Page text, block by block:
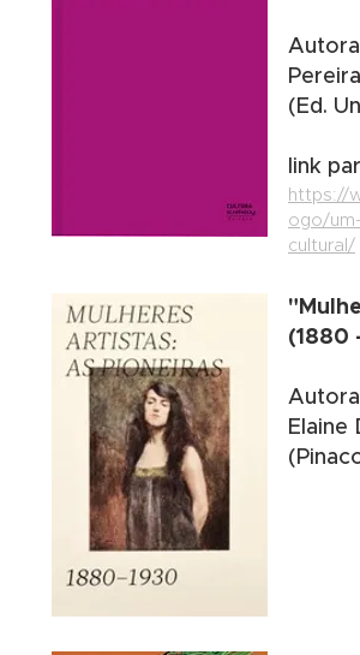
(Ed.
link
https://
ogo/
cultural/
(1880
Elaine